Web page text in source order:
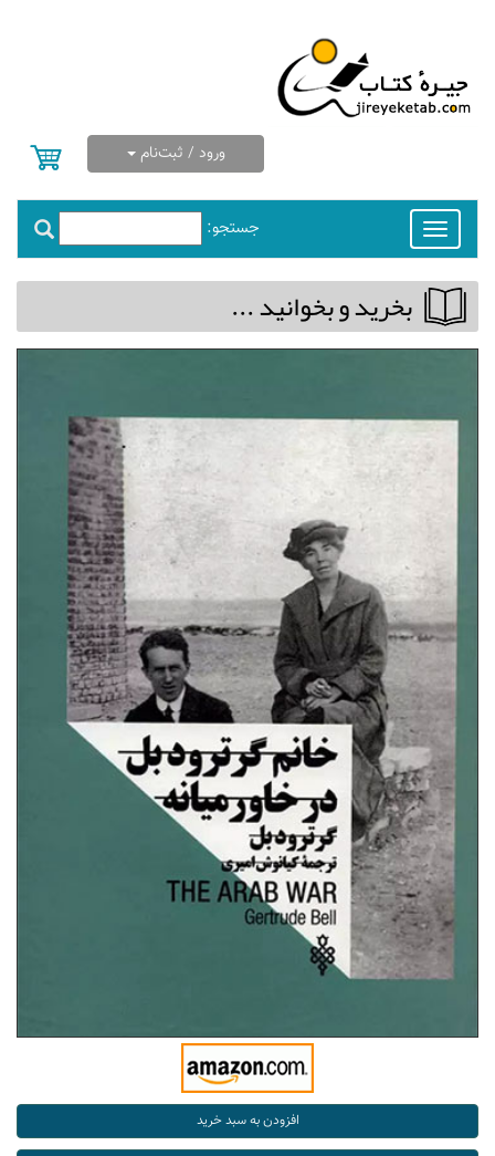
ورود / ثبت‌نام
جستجو:
Toggle
navigation
بخريد و بخوانيد ...